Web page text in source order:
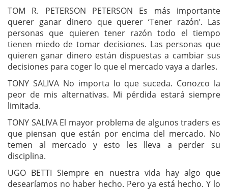
TOM R. PETERSON PETERSON Es más importante
querer ganar dinero que querer ‘Tener razón’. Las
personas que quieren tener razón todo el tiempo
tienen miedo de tomar decisiones. Las personas que
quieren ganar dinero están dispuestas a cambiar sus
decisiones para coger lo que el mercado vaya a darles.
TONY SALIVA No importa lo que suceda. Conozco la
peor de mis alternativas. Mi pérdida estará siempre
limitada.
TONY SALIVA El mayor problema de algunos traders es
que piensan que están por encima del mercado. No
temen al mercado y esto les lleva a perder su
disciplina.
UGO BETTI Siempre en nuestra vida hay algo que
desearíamos no haber hecho. Pero ya está hecho. Y lo